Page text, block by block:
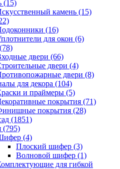
(15)
камень (15)
(16)
для окон (6)
двери (66)
двери (4)
двери (8)
для декора (104)
и праймеры (5)
покрытия (71)
покрытия (28)
(1851)
(795)
(4)
Плоский шифер (3)
Волновой шифер (1)
для гибкой